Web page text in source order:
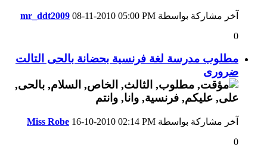
آخر مشاركة بواسطة mr_ddt2009 08-11-2010 05:00 PM
0
مطلوب مدرسة لغة فرنسية بحضانة بالحى التالت
ضرورى
آخر مشاركة بواسطة Miss Robe 16-10-2010 02:14 PM
0